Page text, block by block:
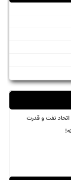
اتحاد نفت و قدرت